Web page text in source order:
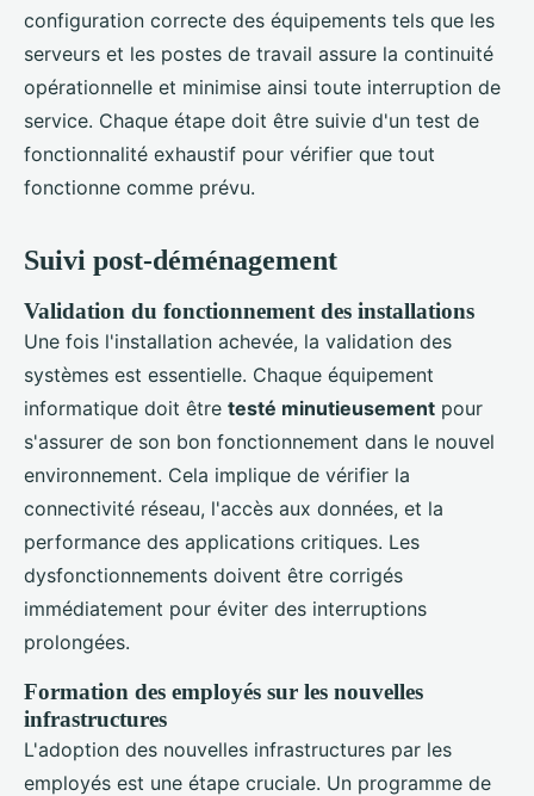
configuration correcte des équipements tels que les
serveurs et les postes de travail assure la continuité
opérationnelle et minimise ainsi toute interruption de
service. Chaque étape doit être suivie d'un test de
fonctionnalité exhaustif pour vérifier que tout
fonctionne comme prévu.
Suivi post-déménagement
Validation du fonctionnement des installations
Une fois l'installation achevée, la validation des
systèmes est essentielle. Chaque équipement
informatique doit être testé minutieusement pour
s'assurer de son bon fonctionnement dans le nouvel
environnement. Cela implique de vérifier la
connectivité réseau, l'accès aux données, et la
performance des applications critiques. Les
dysfonctionnements doivent être corrigés
immédiatement pour éviter des interruptions
prolongées.
Formation des employés sur les nouvelles
infrastructures
L'adoption des nouvelles infrastructures par les
employés est une étape cruciale. Un programme de